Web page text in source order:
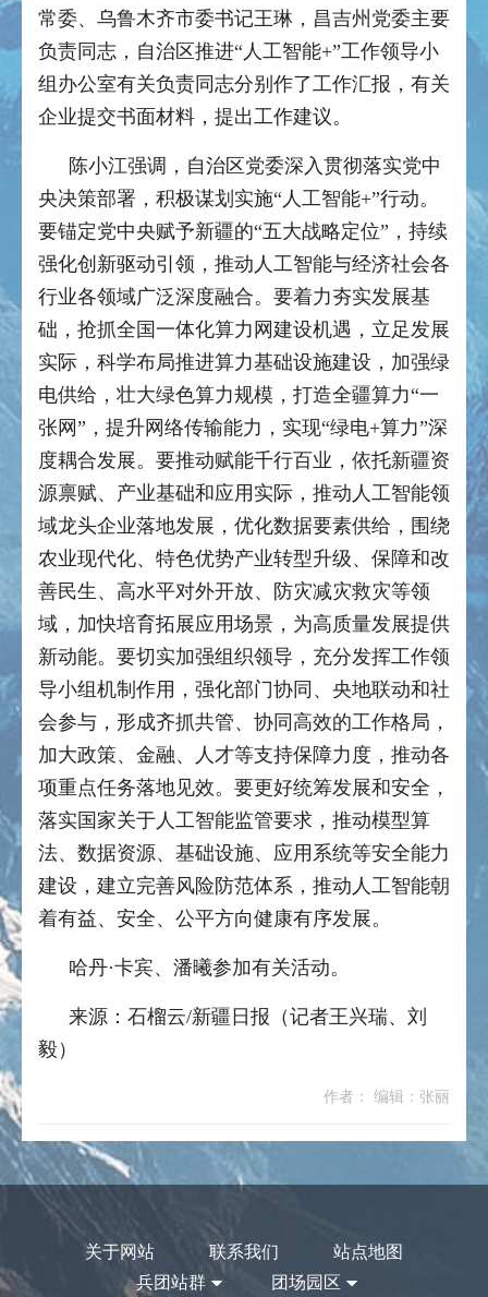
常委、乌鲁木齐市委书记王琳，昌吉州党委主要
负责同志，自治区推进“人工智能+”工作领导小
组办公室有关负责同志分别作了工作汇报，有关
企业提交书面材料，提出工作建议。
陈小江强调，自治区党委深入贯彻落实党中
央决策部署，积极谋划实施“人工智能+”行动。
要锚定党中央赋予新疆的“五大战略定位”，持续
强化创新驱动引领，推动人工智能与经济社会各
行业各领域广泛深度融合。要着力夯实发展基
础，抢抓全国一体化算力网建设机遇，立足发展
实际，科学布局推进算力基础设施建设，加强绿
电供给，壮大绿色算力规模，打造全疆算力“一
张网”，提升网络传输能力，实现“绿电+算力”深
度耦合发展。要推动赋能千行百业，依托新疆资
源禀赋、产业基础和应用实际，推动人工智能领
域龙头企业落地发展，优化数据要素供给，围绕
农业现代化、特色优势产业转型升级、保障和改
善民生、高水平对外开放、防灾减灾救灾等领
域，加快培育拓展应用场景，为高质量发展提供
新动能。要切实加强组织领导，充分发挥工作领
导小组机制作用，强化部门协同、央地联动和社
会参与，形成齐抓共管、协同高效的工作格局，
加大政策、金融、人才等支持保障力度，推动各
项重点任务落地见效。要更好统筹发展和安全，
落实国家关于人工智能监管要求，推动模型算
法、数据资源、基础设施、应用系统等安全能力
建设，建立完善风险防范体系，推动人工智能朝
着有益、安全、公平方向健康有序发展。
哈丹·卡宾、潘曦参加有关活动。
来源：石榴云/新疆日报（记者王兴瑞、刘
毅）
作者： 编辑：张丽
关于网站 联系我们
站点地图
兵团站群
团场园区